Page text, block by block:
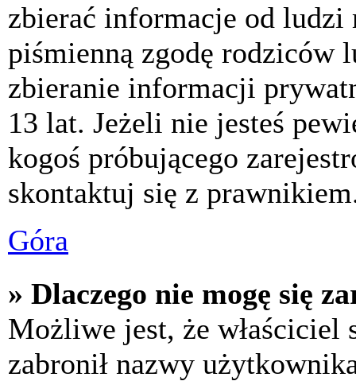
zbierać informacje od
piśmienną zgodę rodziców
zbieranie informacji
13 lat. Jeżeli nie jesteś
kogoś próbującego
skontaktuj się z
Góra
» Dlaczego nie mogę się
Możliwe jest, że właściciel
zabronił nazwy